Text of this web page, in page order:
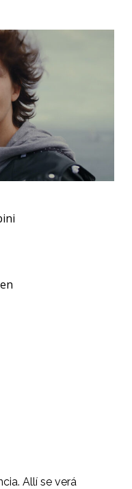
Allí se verá